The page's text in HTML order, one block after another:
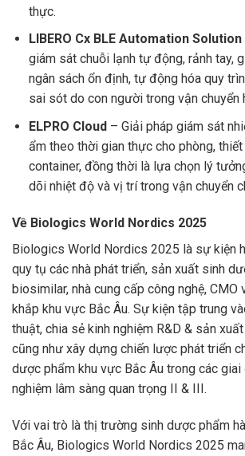
thực.
LIBERO Cx BLE Automation Solution
giám sát chuỗi lạnh tự động, rảnh tay,
ngân sách ổn định, tự động hóa quy
sai sót do con người trong vận chuyển
ELPRO Cloud– Giải pháp giám sát
ẩm theo thời gian thực cho phòng,
container, đồng thời là lựa chọn lý
dõi nhiệt độ và vị trí trong vận chuyển
Về Biologics World Nordics 2025
Biologics World Nordics 2025 là sự kiện
quy tụ các nhà phát triển, sản xuất sinh
biosimilar, nhà cung cấp công nghệ, CMO
khắp khu vực Bắc Âu. Sự kiện tập trung
thuật, chia sẻ kinh nghiệm R&D & sản
cũng như xây dựng chiến lược phát triển
dược phẩm khu vực Bắc Âu trong các
nghiệm lâm sàng quan trọng II & III.
Với vai trò là thị trường sinh dược phẩm
Bắc Âu, Biologics World Nordics 2025